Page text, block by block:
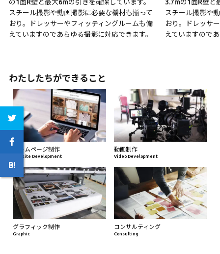
の1面R壁と最大6mの引きを確保しています。
スチール撮影や動画撮影に必要な機材も揃って
おり。ドレッサーやフィッティングルームも備
えていますのであらゆる撮影に対応できます。
3.7mの1面R壁と
スチール撮影や
おり。ドレッサ
えていますので
わたしたちができること
ホームページ制作
Website Development
動画制作
Video Development
グラフィック制作
Graphic
コンサルティング
Consulting